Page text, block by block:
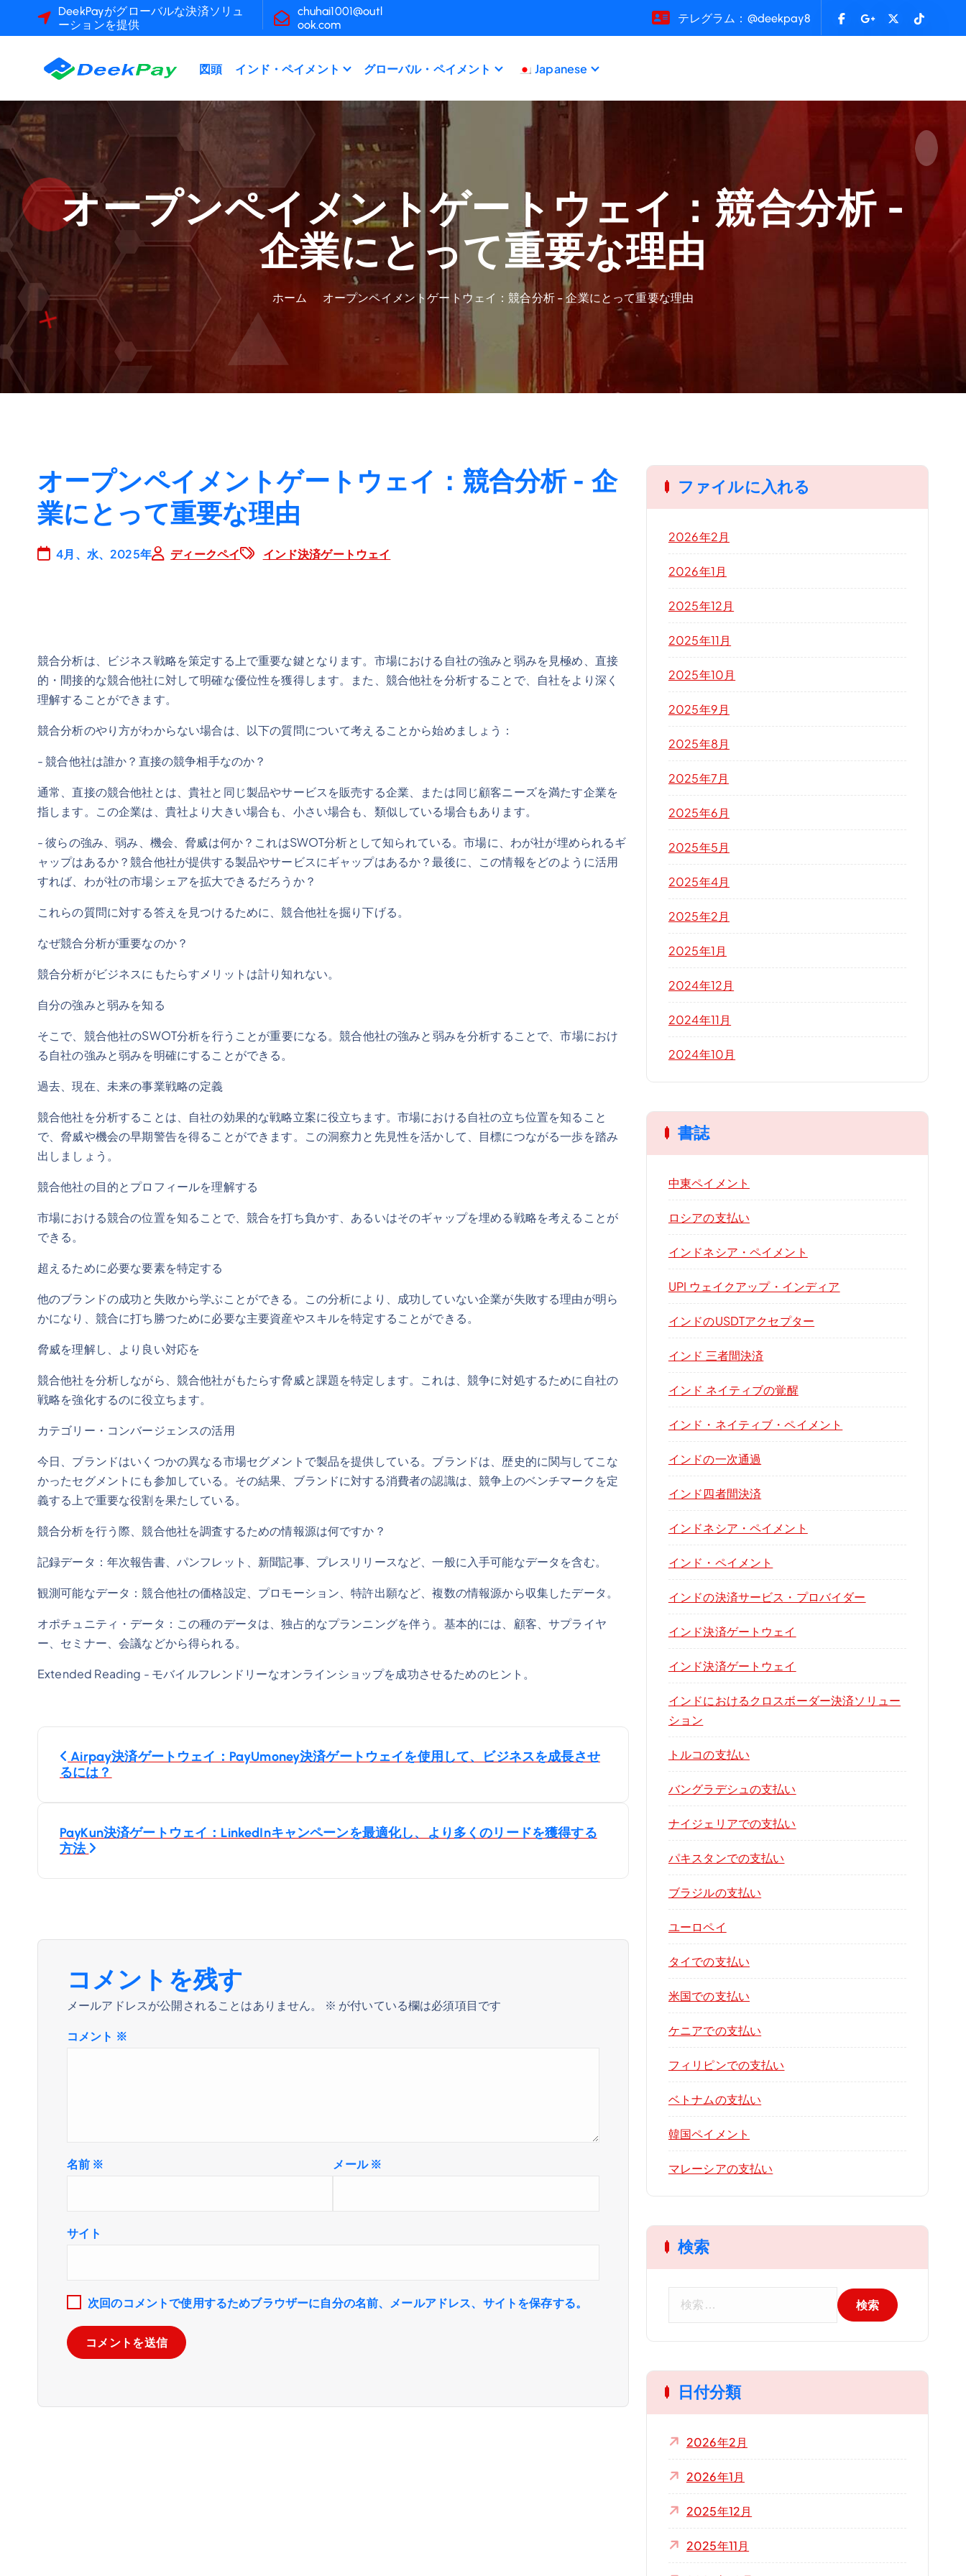
ス
キ
DeekPayがグローバルな決済ソリュ
ーションを提供
chuhai1001@outl
ook.com
テレグラム：@deekpay8
図頭 インド・ペイメント グローバル・ペイメント Japanese
オープンペイメントゲートウェイ：競合分析 -
企業にとって重要な理由
ホーム オープンペイメントゲートウェイ：競合分析 - 企業にとって重要な理由
オープンペイメントゲートウェイ：競合分析 - 企
業にとって重要な理由
4月、水、2025年 ディークペイ インド決済ゲートウェイ
競合分析は、ビジネス戦略を策定する上で重要な鍵となります。市場における自社の強みと弱みを見極め、直接
的・間接的な競合他社に対して明確な優位性を獲得します。また、競合他社を分析することで、自社をより深く
理解することができます。
競合分析のやり方がわからない場合は、以下の質問について考えることから始めましょう：
- 競合他社は誰か？直接の競争相手なのか？
通常、直接の競合他社とは、貴社と同じ製品やサービスを販売する企業、または同じ顧客ニーズを満たす企業を
指します。この企業は、貴社より大きい場合も、小さい場合も、類似している場合もあります。
- 彼らの強み、弱み、機会、脅威は何か？これはSWOT分析として知られている。市場に、わが社が埋められるギ
ャップはあるか？競合他社が提供する製品やサービスにギャップはあるか？最後に、この情報をどのように活用
すれば、わが社の市場シェアを拡大できるだろうか？
これらの質問に対する答えを見つけるために、競合他社を掘り下げる。
なぜ競合分析が重要なのか？
競合分析がビジネスにもたらすメリットは計り知れない。
自分の強みと弱みを知る
そこで、競合他社のSWOT分析を行うことが重要になる。競合他社の強みと弱みを分析することで、市場におけ
る自社の強みと弱みを明確にすることができる。
過去、現在、未来の事業戦略の定義
競合他社を分析することは、自社の効果的な戦略立案に役立ちます。市場における自社の立ち位置を知ること
で、脅威や機会の早期警告を得ることができます。この洞察力と先見性を活かして、目標につながる一歩を踏み
出しましょう。
競合他社の目的とプロフィールを理解する
市場における競合の位置を知ることで、競合を打ち負かす、あるいはそのギャップを埋める戦略を考えることが
できる。
超えるために必要な要素を特定する
他のブランドの成功と失敗から学ぶことができる。この分析により、成功していない企業が失敗する理由が明ら
かになり、競合に打ち勝つために必要な主要資産やスキルを特定することができる。
脅威を理解し、より良い対応を
競合他社を分析しながら、競合他社がもたらす脅威と課題を特定します。これは、競争に対処するために自社の
戦略を強化するのに役立ちます。
カテゴリー・コンバージェンスの活用
今日、ブランドはいくつかの異なる市場セグメントで製品を提供している。ブランドは、歴史的に関与してこな
かったセグメントにも参加している。その結果、ブランドに対する消費者の認識は、競争上のベンチマークを定
義する上で重要な役割を果たしている。
競合分析を行う際、競合他社を調査するための情報源は何ですか？
記録データ：年次報告書、パンフレット、新聞記事、プレスリリースなど、一般に入手可能なデータを含む。
観測可能なデータ：競合他社の価格設定、プロモーション、特許出願など、複数の情報源から収集したデータ。
オポチュニティ・データ：この種のデータは、独占的なプランニングを伴う。基本的には、顧客、サプライヤ
ー、セミナー、会議などから得られる。
Extended Reading - モバイルフレンドリーなオンラインショップを成功させるためのヒント。
投
稿
ナ
ビ
ー
ョ
Airpay決済ゲートウェイ：PayUmoney決済ゲートウェイを使用して、ビジネスを成長させ
るには？
PayKun決済ゲートウェイ：LinkedInキャンペーンを最適化し、より多くのリードを獲得する
方法
コメントを残す
メールアドレスが公開されることはありません。 ※ が付いている欄は必須項目です
コメント ※
名前 ※ メール※
サイト
次回のコメントで使用するためブラウザーに自分の名前、メールアドレス、サイトを保存する。
ファイルに入れる
2026年2月
2026年1月
2025年12月
2025年11月
2025年10月
2025年9月
2025年8月
2025年7月
2025年6月
2025年5月
2025年4月
2025年2月
2025年1月
2024年12月
2024年11月
2024年10月
書誌
中東ペイメント
ロシアの支払い
インドネシア・ペイメント
UPI ウェイクアップ・インディア
インドのUSDTアクセプター
インド 三者間決済
インド ネイティブの覚醒
インド・ネイティブ・ペイメント
インドの一次通過
インド四者間決済
インドネシア・ペイメント
インド・ペイメント
インドの決済サービス・プロバイダー
インド決済ゲートウェイ
インド決済ゲートウェイ
インドにおけるクロスボーダー決済ソリュー
ション
トルコの支払い
バングラデシュの支払い
ナイジェリアでの支払い
パキスタンでの支払い
ブラジルの支払い
ユーロペイ
タイでの支払い
米国での支払い
ケニアでの支払い
フィリピンでの支払い
ベトナムの支払い
韓国ペイメント
マレーシアの支払い
検索
日付分類
2026年2月
2026年1月
2025年12月
2025年11月